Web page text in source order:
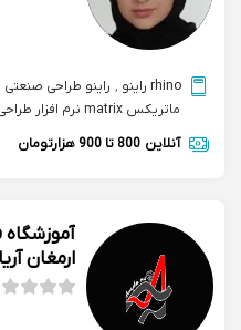
rhino راینو , راینو طراحی صنعتی
ماتریکس matrix نرم افزار طراحی طلا و جواهر
آنلاین 800 تا 900 هزارتومان
ارمغان آریا